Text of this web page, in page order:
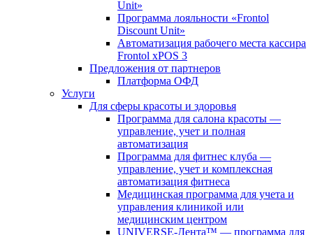
Unit»
Программа лояльности «Frontol
Discount Unit»
Автоматизация рабочего места кассира
Frontol xPOS 3
Предложения от партнеров
Платформа ОФД
Услуги
Для сферы красоты и здоровья
Программа для салона красоты —
управление, учет и полная
автоматизация
Программа для фитнес клуба —
управление, учет и комплексная
автоматизация фитнеса
Медицинская программа для учета и
управления клиникой или
медицинским центром
UNIVERSE-Дента™ — программа для